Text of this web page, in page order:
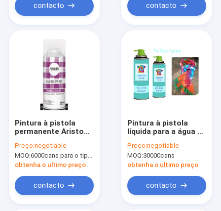
contacto contacto
Pintura à pistola
permanente Aristo
das cores para o
vários sofá/roupa
Preço:negotiable
MOQ:6000cans para o tipo de Aristo, 15000cans para o tipo feito sob encomenda
obtenha o ultimo preço
contacto
Pintura à pistola
líquida para a água da
coloridas baseadas
de DIY
Preço:negotiable
MOQ:30000cans
obtenha o ultimo preço
contacto